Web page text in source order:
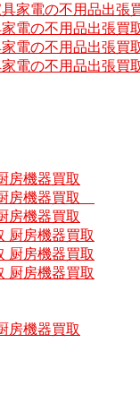
家電の不用品出張
電の不用品出張買
電の不用品出張買
電の不用品出張買
房機器買取
房機器買取
房機器買取
厨房機器買取
厨房機器買取
厨房機器買取
房機器買取